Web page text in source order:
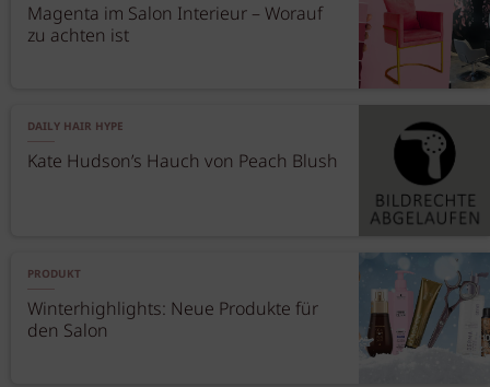
Magenta im Salon Interieur – Worauf
zu achten ist
DAILY HAIR HYPE
Kate Hudson’s Hauch von Peach Blush
PRODUKT
Winterhighlights: Neue Produkte für
den Salon